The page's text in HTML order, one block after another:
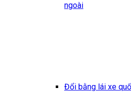
ngoài
Đổi bằng lái xe